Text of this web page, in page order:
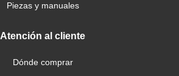
Piezas y manuales
Atención al cliente
Dónde comprar